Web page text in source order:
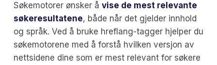
Søkemotorer ønsker å vise de mest relevante
søkeresultatene, både når det gjelder innhold
og språk. Ved å bruke hreflang-tagger hjelper du
søkemotorene med å forstå hvilken versjon av
nettsidene dine som er mest relevant for søkere